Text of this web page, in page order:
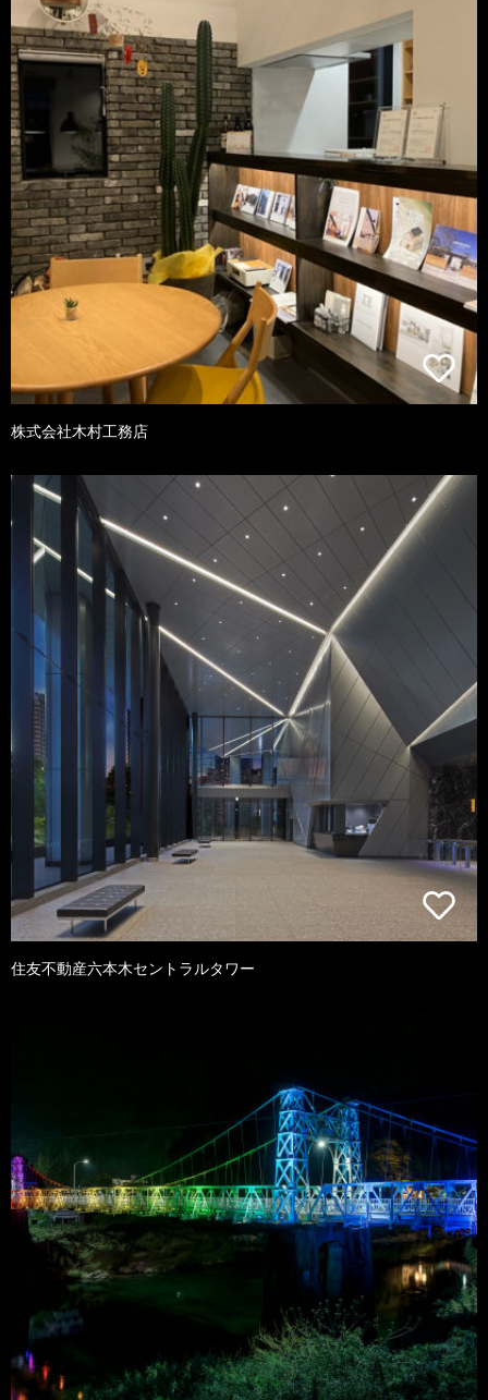
株式会社木村工務店
住友不動産六本木セントラルタワー